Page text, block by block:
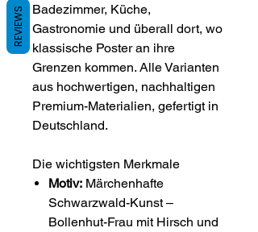
Badezimmer, Küche,
Gastronomie und überall dort, wo
klassische Poster an ihre
Grenzen kommen. Alle Varianten
aus hochwertigen, nachhaltigen
Premium-Materialien, gefertigt in
Deutschland.
Die wichtigsten Merkmale
Motiv: Märchenhafte
Schwarzwald-Kunst –
Bollenhut-Frau mit Hirsch und
REVIEWS